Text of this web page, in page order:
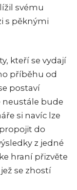
svému
s pěknými
kteří se vydají
příběhu od
postaví
bude
si navíc lze
do
z jedné
hraní přizvěte
se zhostí